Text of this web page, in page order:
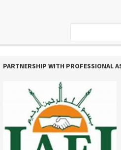
PARTNERSHIP WITH PROFESSIONAL